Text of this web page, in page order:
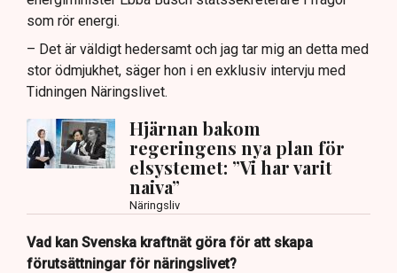
som rör energi.
– Det är väldigt hedersamt och jag tar mig an detta med
stor ödmjukhet, säger hon i en exklusiv intervju med
Tidningen Näringslivet.
Hjärnan bakom
regeringens nya plan för
elsystemet: ”Vi har varit
naiva”
Näringsliv
Vad kan Svenska kraftnät göra för att skapa
förutsättningar för näringslivet?